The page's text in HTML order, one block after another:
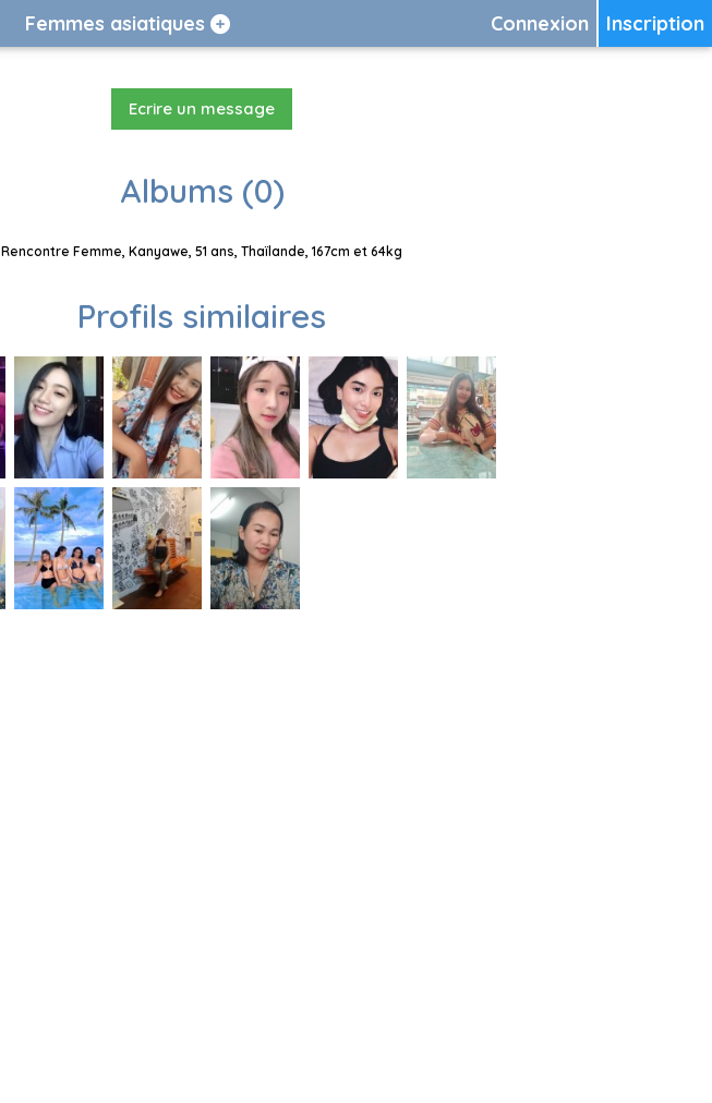
Inscription
Connexion
Femmes asiatiques
Ecrire un message
Albums (0)
Rencontre Femme, Kanyawe, 51 ans, Thaïlande, 167cm et 64kg
Profils similaires